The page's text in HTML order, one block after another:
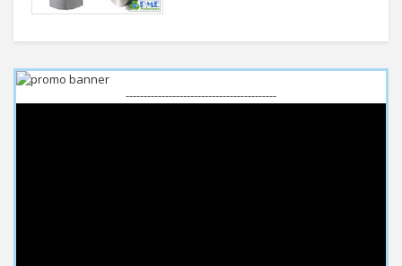
------------------------------------------